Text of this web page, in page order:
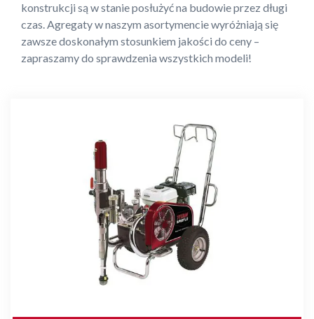
konstrukcji są w stanie posłużyć na budowie przez długi
czas. Agregaty w naszym asortymencie wyróżniają się
zawsze doskonałym stosunkiem jakości do ceny –
zapraszamy do sprawdzenia wszystkich modeli!